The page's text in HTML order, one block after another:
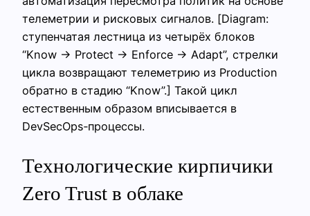
телеметрии и рисковых сигналов. [Diagram:
ступенчатая лестница из четырёх блоков
“Know → Protect → Enforce → Adapt”, стрелки
цикла возвращают телеметрию из Production
обратно в стадию “Know”.] Такой цикл
естественным образом вписывается в
DevSecOps‑процессы.
Технологические кирпичики
Zero Trust в облаке